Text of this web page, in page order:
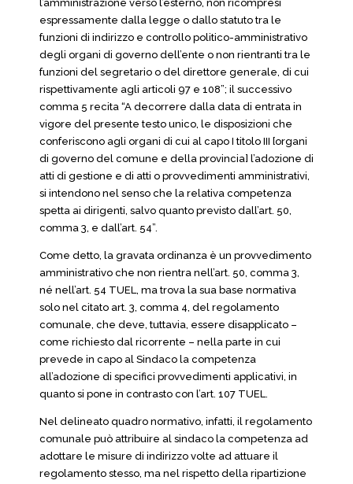
l’amministrazione verso l’esterno, non ricompresi
espressamente dalla legge o dallo statuto tra le
funzioni di indirizzo e controllo politico-amministrativo
degli organi di governo dell’ente o non rientranti tra le
funzioni del segretario o del direttore generale, di cui
rispettivamente agli articoli 97 e 108”; il successivo
comma 5 recita “A decorrere dalla data di entrata in
vigore del presente testo unico, le disposizioni che
conferiscono agli organi di cui al capo I titolo III [organi
di governo del comune e della provincia] l’adozione di
atti di gestione e di atti o provvedimenti amministrativi,
si intendono nel senso che la relativa competenza
spetta ai dirigenti, salvo quanto previsto dall’art. 50,
comma 3, e dall’art. 54”.
Come detto, la gravata ordinanza è un provvedimento
amministrativo che non rientra nell’art. 50, comma 3,
né nell’art. 54 TUEL, ma trova la sua base normativa
solo nel citato art. 3, comma 4, del regolamento
comunale, che deve, tuttavia, essere disapplicato –
come richiesto dal ricorrente – nella parte in cui
prevede in capo al Sindaco la competenza
all’adozione di specifici provvedimenti applicativi, in
quanto si pone in contrasto con l’art. 107 TUEL.
Nel delineato quadro normativo, infatti, il regolamento
comunale può attribuire al sindaco la competenza ad
adottare le misure di indirizzo volte ad attuare il
regolamento stesso, ma nel rispetto della ripartizione